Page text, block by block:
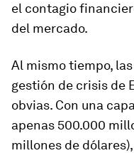
el contagio
del mercado.
Al mismo tiempo,
gestión de crisis de
obvias. Con una
apenas 500.000
millones de